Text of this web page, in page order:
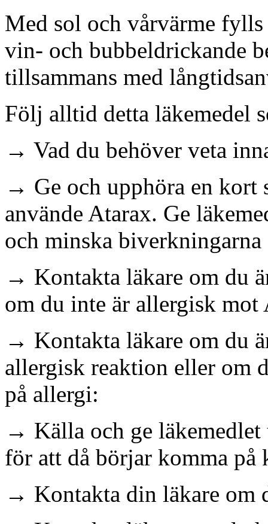
Med sol och vårvärme
vin- och bubbeldrickande
tillsammans med
Följ alltid detta läkemedel
→ Vad du behöver veta
→ Ge och upphöra en kort
använde Atarax. Ge
och minska
→ Kontakta läkare om du
om du inte är allergisk mot
→ Kontakta läkare om du
allergisk reaktion eller om
på allergi:
→ Källa och ge
för att då börjar komma på
→ Kontakta din läkare om